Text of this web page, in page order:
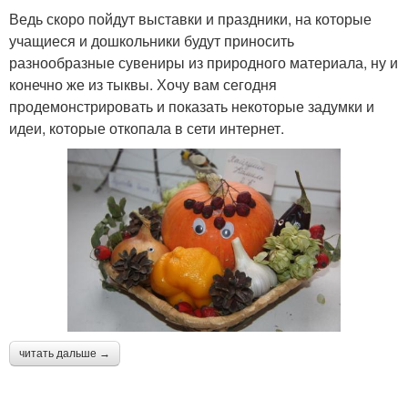
Ведь скоро пойдут выставки и праздники, на которые
учащиеся и дошкольники будут приносить
разнообразные сувениры из природного материала, ну и
конечно же из тыквы. Хочу вам сегодня
продемонстрировать и показать некоторые задумки и
идеи, которые откопала в сети интернет.
читать дальше →